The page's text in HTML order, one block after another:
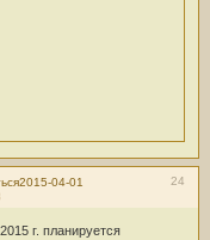
24
2015-04-01
г. планируется